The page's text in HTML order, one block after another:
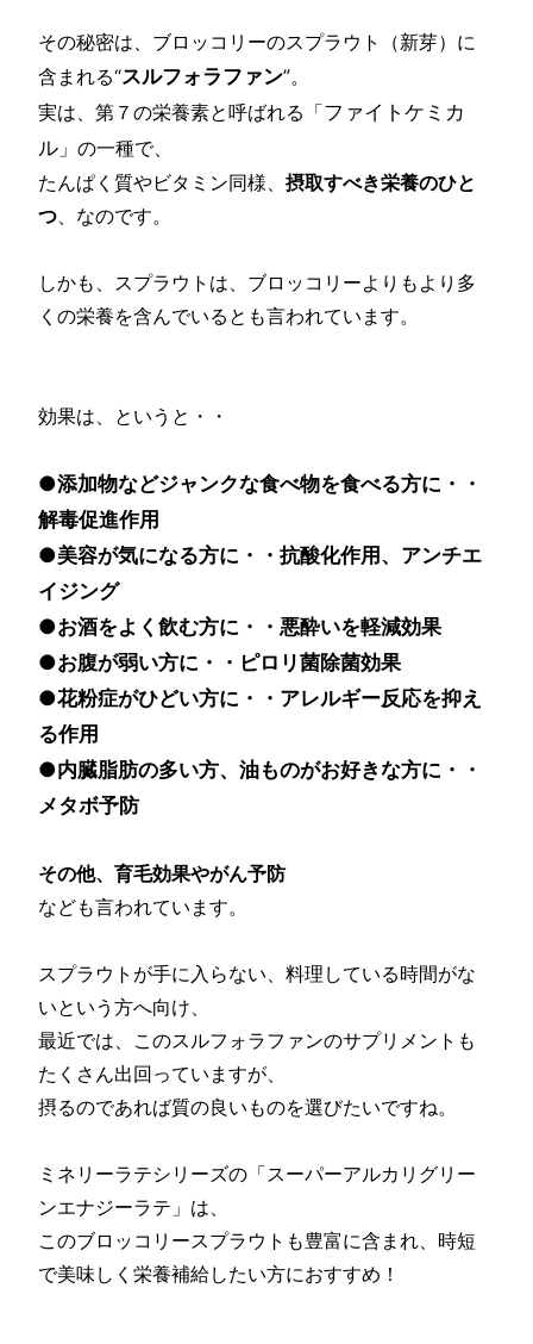
その秘密は、ブロッコリーのスプラウト（新芽）に
含まれる“スルフォラファン”。
実は、第７の栄養素と呼ばれる「ファイトケミカ
ル 」の一種で、
たんぱく質やビタミン同様、摂取すべき栄養のひと
つ 、なのです。
しかも、スプラウトは、ブロッコリーよりもより多
くの栄養を含んでいるとも言われています。
効果は、というと・・
●添加物などジャンクな食べ物を食べる方に・・
解毒促進作用
●美容が気になる方に・・抗酸化作用、アンチエ
イジング
●お酒をよく飲む方に・・悪酔いを軽減効果
●お腹が弱い方に・・ピロリ菌除菌効果
●花粉症がひどい方に・・アレルギー反応を抑え
る作用
●内臓脂肪の多い方、油ものがお好きな方に・・
メタボ予防
その他、育毛効果やがん予防
なども言われています。
スプラウトが手に入らない、料理している時間がな
いという方へ向け、
最近では、このスルフォラファンのサプリメントも
たくさん出回っていますが、
摂るのであれば質の良いものを選びたいですね。
ミネリーラテシリーズの「スーパーアルカリグリー
ンエナジーラテ」は、
このブロッコリースプラウトも豊富に含まれ、時短
で美味しく栄養補給したい方におすすめ！